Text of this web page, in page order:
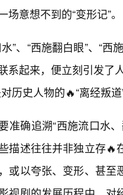
场意想不到的“变形记”。
”、“西施翻白眼”、“
系起来，便立刻引发了
历史人物的🔥“离经叛
准确追溯“西施流口水
描述往往并非独立存
或以夸张、变形、甚